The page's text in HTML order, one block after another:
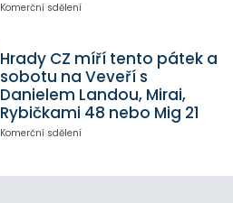
Komerční sdělení
Hrady CZ míří tento pátek a
sobotu na Veveří s
Danielem Landou, Mirai,
Rybičkami 48 nebo Mig 21
Komerční sdělení